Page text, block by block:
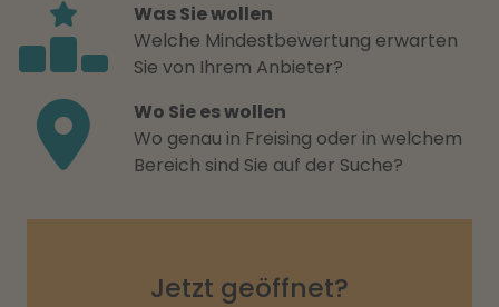
Was Sie wollen
Welche Mindestbewertung erwarten
Sie von Ihrem Anbieter?
Wo Sie es wollen
Wo genau in Freising oder in welchem
Bereich sind Sie auf der Suche?
Jetzt geöffnet?